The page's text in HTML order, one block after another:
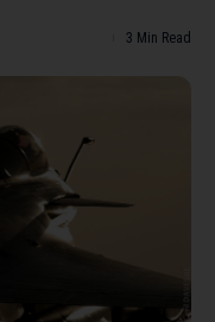
3 Min Read